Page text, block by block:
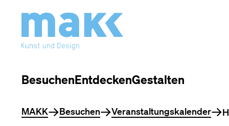
BesuchenEntdeckenGestalten
Sie befinden sich hier
MAKK Besuchen Veranstaltungskalender